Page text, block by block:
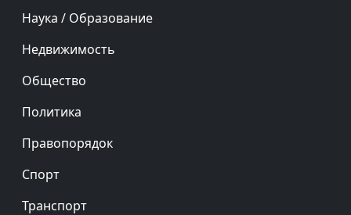
Наука / Образование
Недвижимость
Общество
Политика
Правопорядок
Спорт
Транспорт